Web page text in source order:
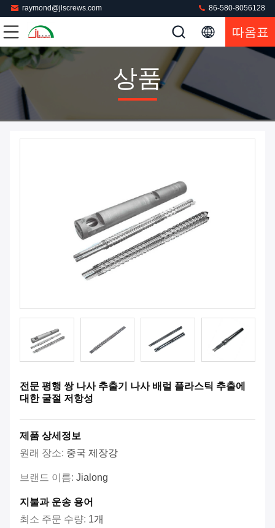
raymond@jlscrews.com 86-580-8056128
따옴표
상품
전문 평행 쌍 나사 추출기 나사 배럴 플라스틱 추출에
대한 굴절 저항성
제품 상세정보
원래 장소: 중국 제장강
브랜드 이름: Jialong
지불과 운송 용어
최소 주문 수량: 1개